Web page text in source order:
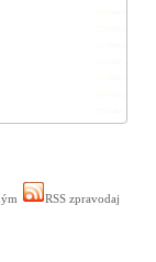
RSS zpravodaj